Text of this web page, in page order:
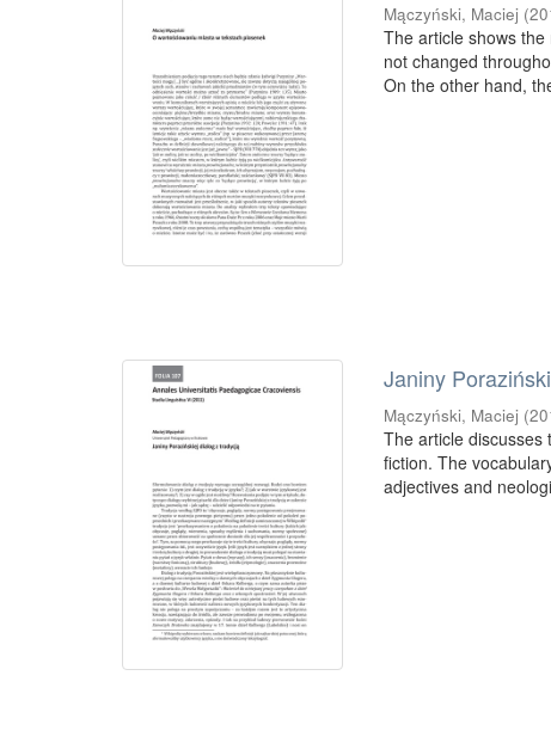
Mączyński, Maciej (
The article shows
not changed
On the other hand,
Janiny
Mączyński, Maciej (
The article discusses
fiction. The
adjectives and